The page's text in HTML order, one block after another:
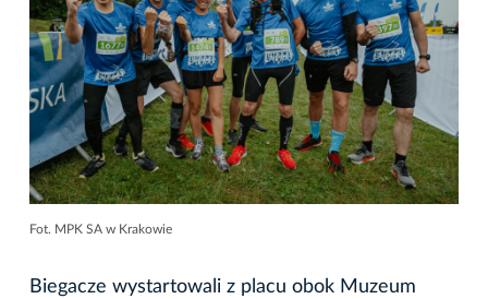
Fot. MPK SA w Krakowie
Biegacze wystartowali z placu obok Muzeum